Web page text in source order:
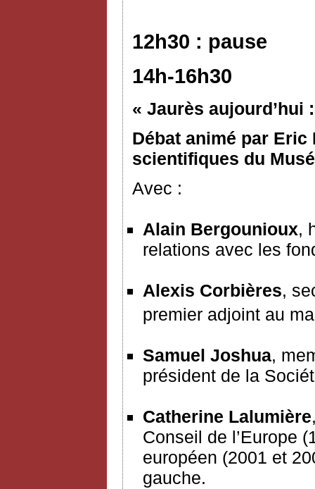
12h30 : pause
14h-16h30
« Jaurès aujourd’hui
Débat animé par
scientifiques du
Avec :
Alain Bergounioux,
relations avec les
Alexis Corbières,
premier adjoint au
Samuel Joshua,
président de la
Catherine Lalumière
Conseil de l’Europe
européen (2001 et
gauche.